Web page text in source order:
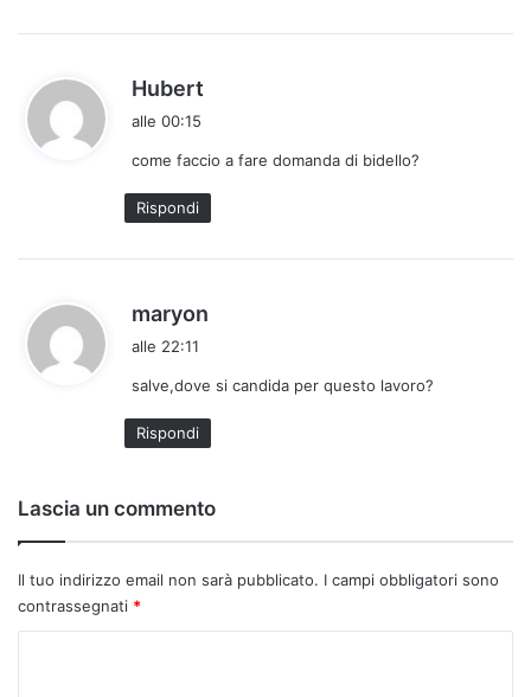
Hubert
e
t
t
alle 00:15
come faccio a fare domanda di bidello?
Rispondi
maryon
e
t
t
alle 22:11
salve,dove si candida per questo lavoro?
Rispondi
Lascia un commento
Il tuo indirizzo email non sarà pubblicato. I campi obbligatori sono
contrassegnati *